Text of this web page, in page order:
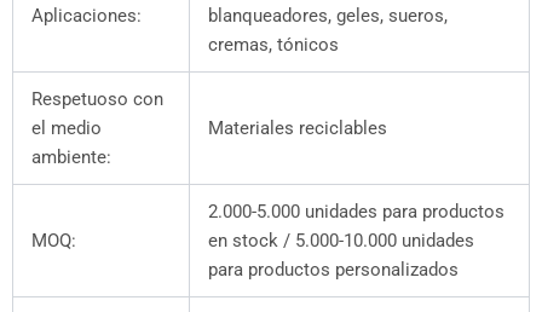
Aplicaciones:
blanqueadores, geles, sueros,
cremas, tónicos
Respetuoso con
el medio
ambiente:
Materiales reciclables
MOQ:
2.000-5.000 unidades para productos
en stock / 5.000-10.000 unidades
para productos personalizados